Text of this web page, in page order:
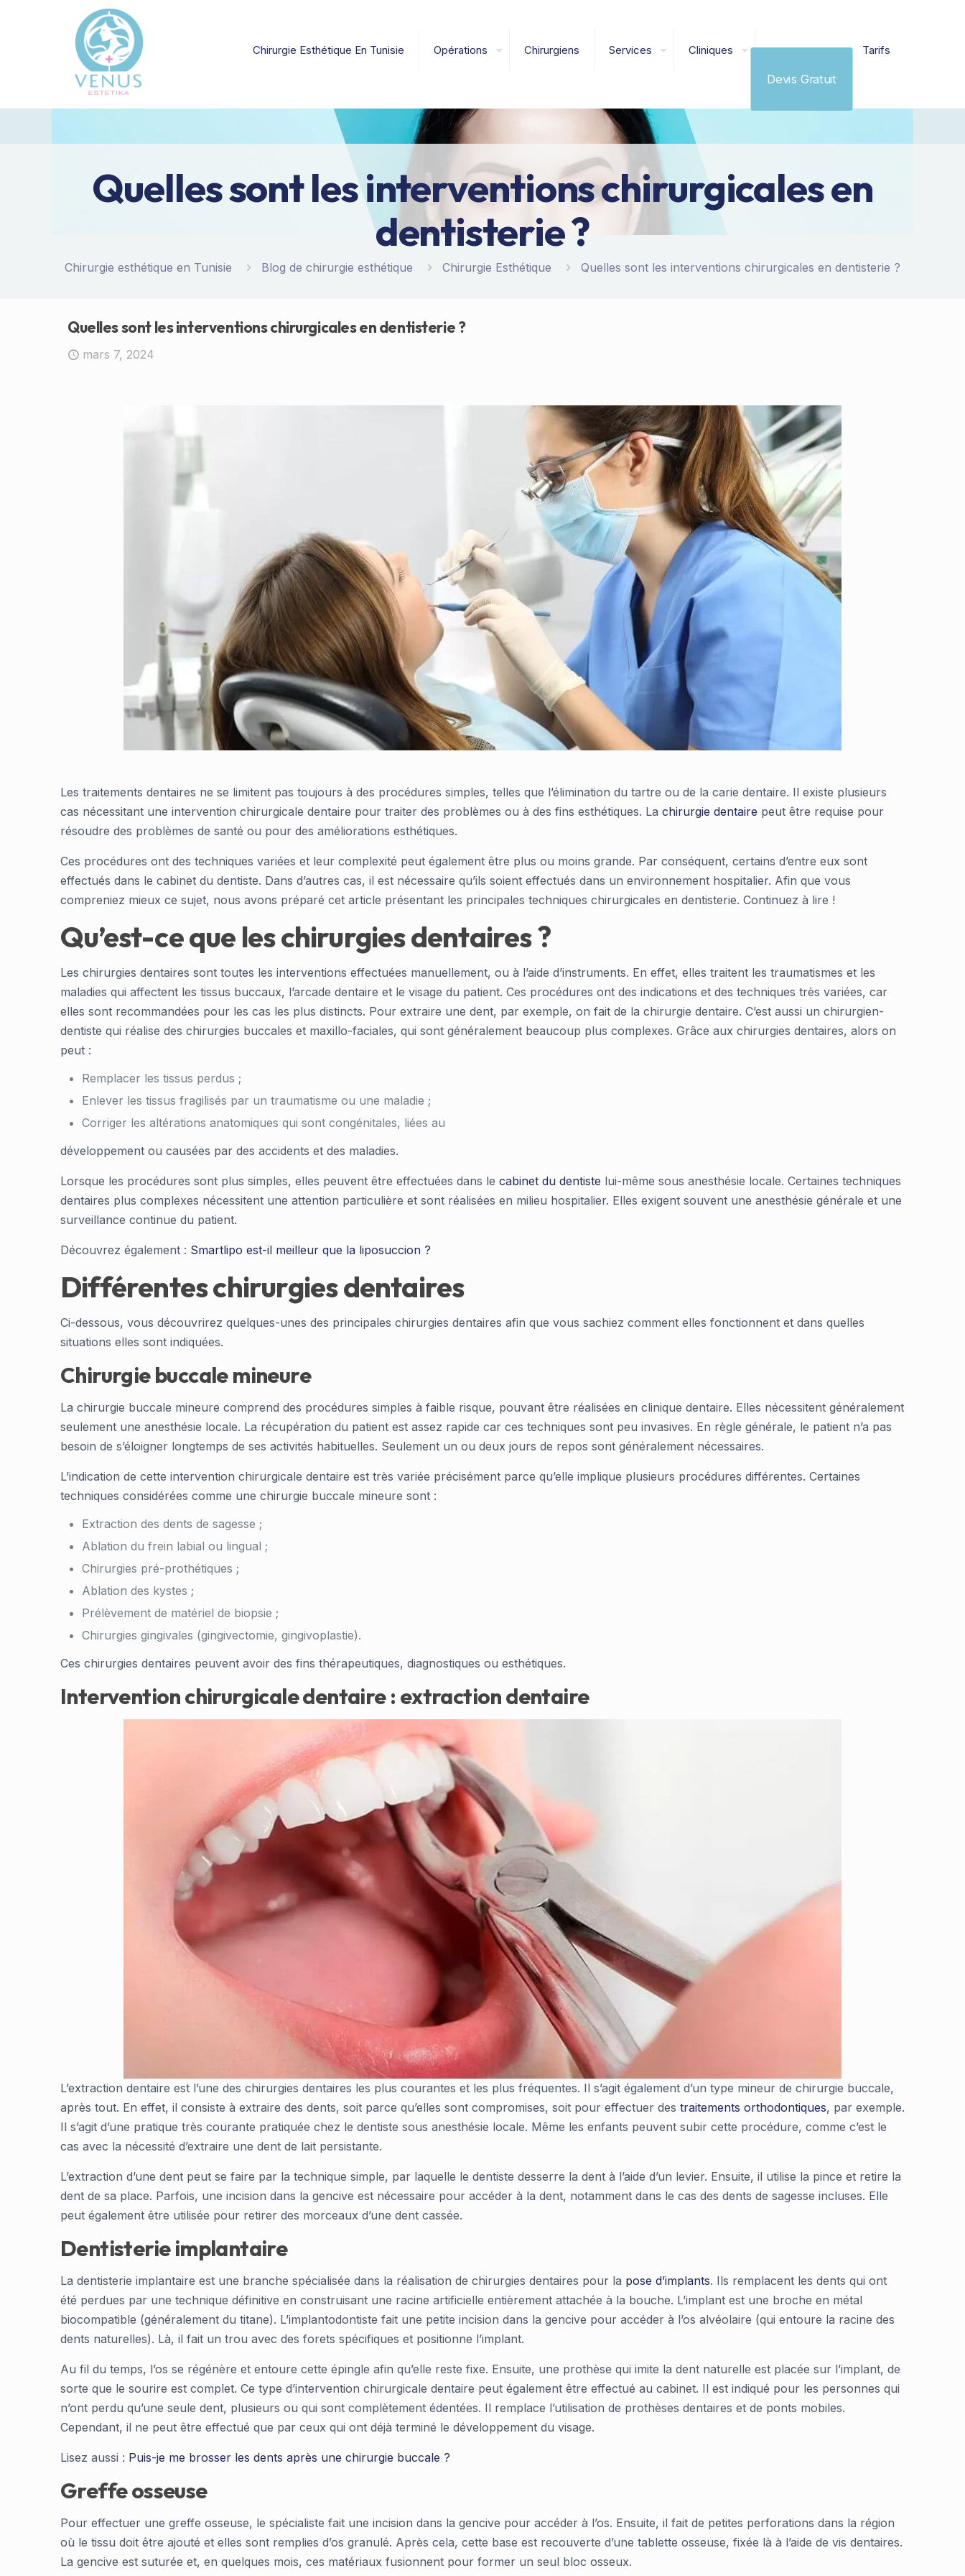
Chirurgie Esthétique En Tunisie Opérations Chirurgiens Services Cliniques
Devis Gratuit
Tarifs
Quelles sont les interventions chirurgicales en
dentisterie ?
Chirurgie esthétique en Tunisie Blog de chirurgie esthétique Chirurgie Esthétique Quelles sont les interventions chirurgicales en dentisterie ?
Quelles sont les interventions chirurgicales en dentisterie ?
mars 7, 2024
Les traitements dentaires ne se limitent pas toujours à des procédures simples, telles que l’élimination du tartre ou de la carie dentaire. Il existe plusieurs
cas nécessitant une intervention chirurgicale dentaire pour traiter des problèmes ou à des fins esthétiques. La chirurgie dentaire peut être requise pour
résoudre des problèmes de santé ou pour des améliorations esthétiques.
Ces procédures ont des techniques variées et leur complexité peut également être plus ou moins grande. Par conséquent, certains d’entre eux sont
effectués dans le cabinet du dentiste. Dans d’autres cas, il est nécessaire qu’ils soient effectués dans un environnement hospitalier. Afin que vous
compreniez mieux ce sujet, nous avons préparé cet article présentant les principales techniques chirurgicales en dentisterie. Continuez à lire !
Qu’est-ce que les chirurgies dentaires ?
Les chirurgies dentaires sont toutes les interventions effectuées manuellement, ou à l’aide d’instruments. En effet, elles traitent les traumatismes et les
maladies qui affectent les tissus buccaux, l’arcade dentaire et le visage du patient. Ces procédures ont des indications et des techniques très variées, car
elles sont recommandées pour les cas les plus distincts. Pour extraire une dent, par exemple, on fait de la chirurgie dentaire. C’est aussi un chirurgien-
dentiste qui réalise des chirurgies buccales et maxillo-faciales, qui sont généralement beaucoup plus complexes. Grâce aux chirurgies dentaires, alors on
peut :
Remplacer les tissus perdus ;
Enlever les tissus fragilisés par un traumatisme ou une maladie ;
Corriger les altérations anatomiques qui sont congénitales, liées au
développement ou causées par des accidents et des maladies.
Lorsque les procédures sont plus simples, elles peuvent être effectuées dans le cabinet du dentiste lui-même sous anesthésie locale. Certaines techniques
dentaires plus complexes nécessitent une attention particulière et sont réalisées en milieu hospitalier. Elles exigent souvent une anesthésie générale et une
surveillance continue du patient.
Découvrez également : Smartlipo est-il meilleur que la liposuccion ?
Différentes chirurgies dentaires
Ci-dessous, vous découvrirez quelques-unes des principales chirurgies dentaires afin que vous sachiez comment elles fonctionnent et dans quelles
situations elles sont indiquées.
Chirurgie buccale mineure
La chirurgie buccale mineure comprend des procédures simples à faible risque, pouvant être réalisées en clinique dentaire. Elles nécessitent généralement
seulement une anesthésie locale. La récupération du patient est assez rapide car ces techniques sont peu invasives. En règle générale, le patient n’a pas
besoin de s’éloigner longtemps de ses activités habituelles. Seulement un ou deux jours de repos sont généralement nécessaires.
L’indication de cette intervention chirurgicale dentaire est très variée précisément parce qu’elle implique plusieurs procédures différentes. Certaines
techniques considérées comme une chirurgie buccale mineure sont :
Extraction des dents de sagesse ;
Ablation du frein labial ou lingual ;
Chirurgies pré-prothétiques ;
Ablation des kystes ;
Prélèvement de matériel de biopsie ;
Chirurgies gingivales (gingivectomie, gingivoplastie).
Ces chirurgies dentaires peuvent avoir des fins thérapeutiques, diagnostiques ou esthétiques.
Intervention chirurgicale dentaire : extraction dentaire
L’extraction dentaire est l’une des chirurgies dentaires les plus courantes et les plus fréquentes. Il s’agit également d’un type mineur de chirurgie buccale,
après tout. En effet, il consiste à extraire des dents, soit parce qu’elles sont compromises, soit pour effectuer des traitements orthodontiques, par exemple.
Il s’agit d’une pratique très courante pratiquée chez le dentiste sous anesthésie locale. Même les enfants peuvent subir cette procédure, comme c’est le
cas avec la nécessité d’extraire une dent de lait persistante.
L’extraction d’une dent peut se faire par la technique simple, par laquelle le dentiste desserre la dent à l’aide d’un levier. Ensuite, il utilise la pince et retire la
dent de sa place. Parfois, une incision dans la gencive est nécessaire pour accéder à la dent, notamment dans le cas des dents de sagesse incluses. Elle
peut également être utilisée pour retirer des morceaux d’une dent cassée.
Dentisterie implantaire
La dentisterie implantaire est une branche spécialisée dans la réalisation de chirurgies dentaires pour la pose d’implants. Ils remplacent les dents qui ont
été perdues par une technique définitive en construisant une racine artificielle entièrement attachée à la bouche. L’implant est une broche en métal
biocompatible (généralement du titane). L’implantodontiste fait une petite incision dans la gencive pour accéder à l’os alvéolaire (qui entoure la racine des
dents naturelles). Là, il fait un trou avec des forets spécifiques et positionne l’implant.
Au fil du temps, l’os se régénère et entoure cette épingle afin qu’elle reste fixe. Ensuite, une prothèse qui imite la dent naturelle est placée sur l’implant, de
sorte que le sourire est complet. Ce type d’intervention chirurgicale dentaire peut également être effectué au cabinet. Il est indiqué pour les personnes qui
n’ont perdu qu’une seule dent, plusieurs ou qui sont complètement édentées. Il remplace l’utilisation de prothèses dentaires et de ponts mobiles.
Cependant, il ne peut être effectué que par ceux qui ont déjà terminé le développement du visage.
Lisez aussi : Puis-je me brosser les dents après une chirurgie buccale ?
Greffe osseuse
Pour effectuer une greffe osseuse, le spécialiste fait une incision dans la gencive pour accéder à l’os. Ensuite, il fait de petites perforations dans la région
où le tissu doit être ajouté et elles sont remplies d’os granulé. Après cela, cette base est recouverte d’une tablette osseuse, fixée là à l’aide de vis dentaires.
La gencive est suturée et, en quelques mois, ces matériaux fusionnent pour former un seul bloc osseux.